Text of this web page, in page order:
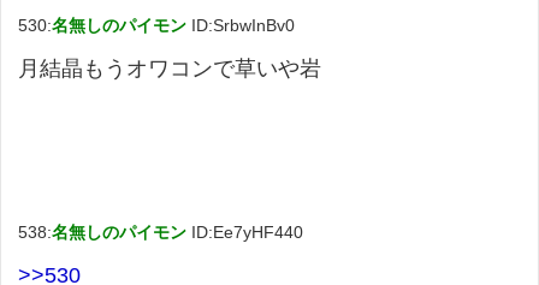
530:名無しのパイモン ID:SrbwInBv0
月結晶もうオワコンで草いや岩
538:名無しのパイモン ID:Ee7yHF440
>>530